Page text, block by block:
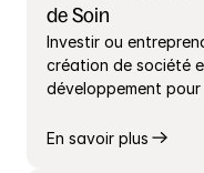
de Soin
Investir ou
création de société
développement pour
En savoir plus